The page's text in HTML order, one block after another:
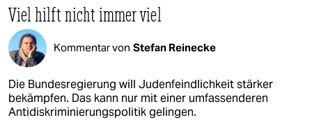
Viel hilft nicht immer viel
Kommentar von Stefan Reinecke
Die Bundesregierung will Judenfeindlichkeit stärker
bekämpfen. Das kann nur mit einer umfassenderen
Antidiskriminierungspolitik gelingen.